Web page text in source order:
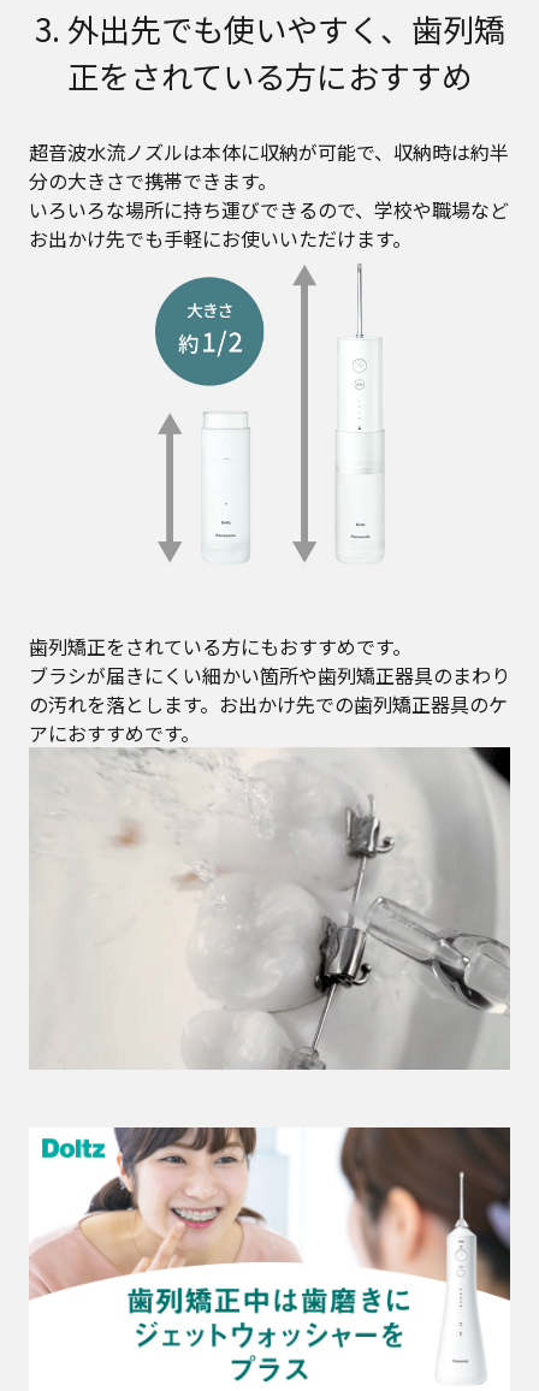
3. 外出先でも使いやすく、歯列矯
正をされている方におすすめ
超音波水流ノズルは本体に収納が可能で、収納時は約半
分の大きさで携帯できます。
いろいろな場所に持ち運びできるので、学校や職場など
お出かけ先でも手軽にお使いいただけます。
歯列矯正をされている方にもおすすめです。
ブラシが届きにくい細かい箇所や歯列矯正器具のまわり
の汚れを落とします。お出かけ先での歯列矯正器具のケ
アにおすすめです。